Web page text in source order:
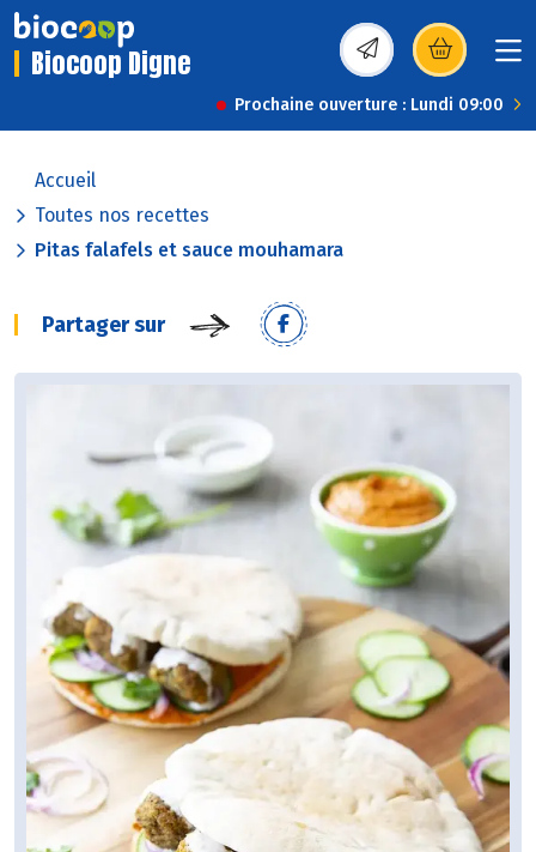
Biocoop Digne (s’ouvre dans une
Prochaine ouverture : Lundi 09:00
Accueil
Toutes nos recettes
Pitas falafels et sauce mouhamara
Partager sur